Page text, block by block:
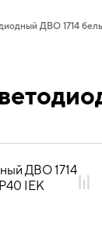
ДВО 1714